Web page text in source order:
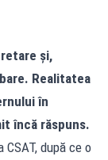
și,
Realitatea
în
încă răspuns.
după ce o